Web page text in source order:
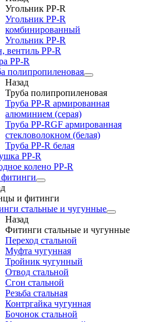
Угольник PP-R
Угольник РР-R
комбинированный
Угольник РР-R
вентиль PP-R
PP-R
полипропиленовая
Назад
Труба полипропиленовая
Труба PP-R армированная
алюминием (серая)
Труба PP-RGF армированная
стекловолокном (белая)
Труба РР-R белая
PP-R
колено PP-R
и фитинги
стальные и чугунные
Назад
Фитинги стальные и чугунные
Переход стальной
Муфта чугунная
Тройник чугунный
Отвод стальной
Сгон стальной
Резьба стальная
Контргайка чугунная
Бочонок стальной